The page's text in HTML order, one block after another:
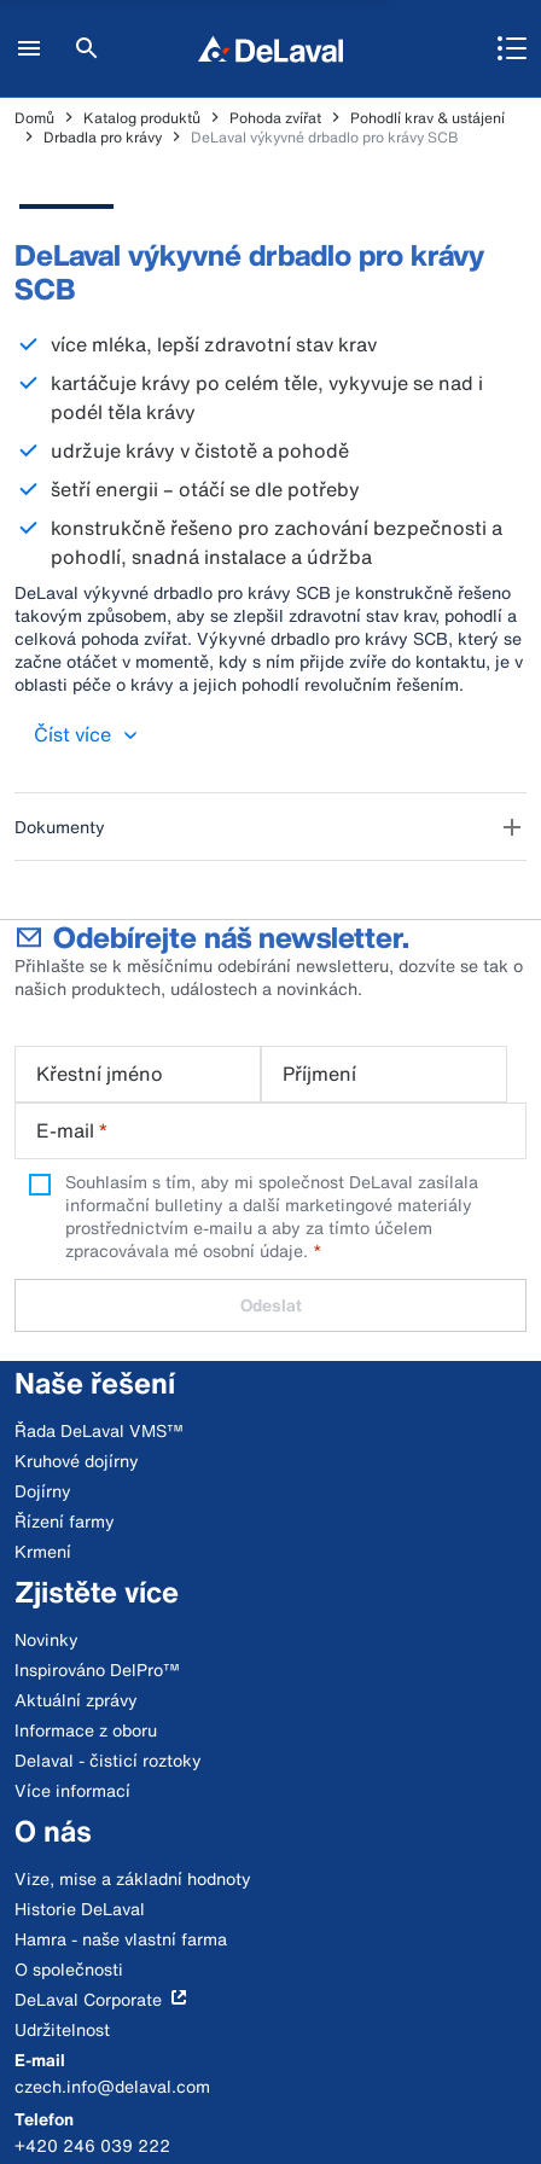
Domů Katalog produktů Pohoda zvířat
Pohodlí krav & ustájení
Drbadla pro krávy
DeLaval výkyvné drbadlo pro krávy SCB
DeLaval výkyvné drbadlo pro krávy
SCB
více mléka, lepší zdravotní stav krav
kartáčuje krávy po celém těle, vykyvuje se nad i
podél těla krávy
udržuje krávy v čistotě a pohodě
šetří energii – otáčí se dle potřeby
konstrukčně řešeno pro zachování bezpečnosti a
pohodlí, snadná instalace a údržba
DeLaval výkyvné drbadlo pro krávy SCB je konstrukčně řešeno
takovým způsobem, aby se zlepšil zdravotní stav krav, pohodlí a
celková pohoda zvířat. Výkyvné drbadlo pro krávy SCB, který se
začne otáčet v momentě, kdy s ním přijde zvíře do kontaktu, je v
oblasti péče o krávy a jejich pohodlí revolučním řešením.
vychyluje do všech směrů a příjemně drbe krávy shora, podél
Číst více
Dokumenty
Odebírejte náš newsletter.
Přihlašte se k měsíčnímu odebírání newsletteru, dozvíte se tak o
našich produktech, událostech a novinkách.
Křestní jméno
Příjmení
E-mail *
Souhlasím s tím, aby mi společnost DeLaval zasílala
informační bulletiny a další marketingové materiály
prostřednictvím e-mailu a aby za tímto účelem
zpracovávala mé osobní údaje.
Odeslat
Naše řešení
Řada DeLaval VMS™
Kruhové dojírny
Dojírny
Řízení farmy
Krmení
Zjistěte více
Novinky
Inspirováno DelPro™
Aktuální zprávy
Informace z oboru
Delaval - čisticí roztoky
Více informací
O nás
Vize, mise a základní hodnoty
Historie DeLaval
Hamra - naše vlastní farma
O společnosti
DeLaval Corporate
Udržitelnost
E-mail
czech.info@delaval.com
Telefon
+420 246 039 222